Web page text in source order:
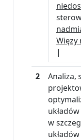
Więzy
|
2
Analiza,
w